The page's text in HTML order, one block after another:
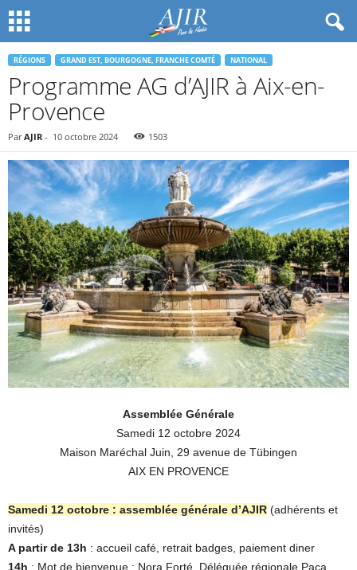
RÉGIONS GRAND EST, BOURGOGNE, FRANCHE COMTÉ NATIONAL
Programme AG d’AJIR à Aix-en-
Provence
Par AJIR - 10 octobre 2024 1503
Assemblée Générale
Samedi 12 octobre 2024
Maison Maréchal Juin, 29 avenue de Tübingen
AIX EN PROVENCE
Samedi 12 octobre : assemblée générale d’AJIR (adhérents et
invités)
A partir de 13h : accueil café, retrait badges, paiement diner
14h : Mot de bienvenue : Nora Forté, Déléguée régionale Paca,